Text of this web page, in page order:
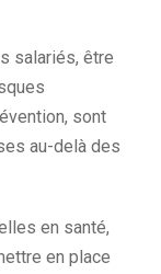
salariés, être
sont
au-delà des
en santé,
en place